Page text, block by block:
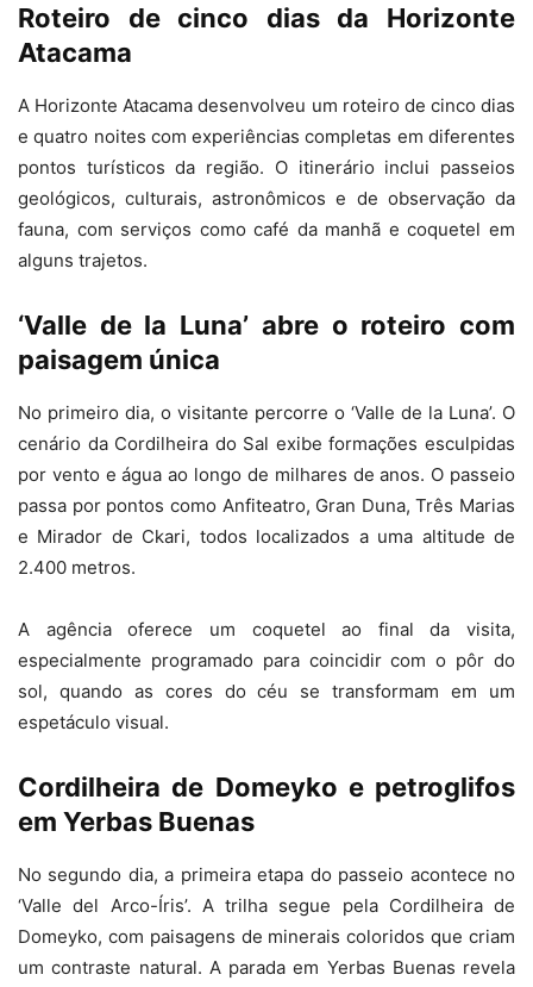
Roteiro de cinco dias da Horizonte
Atacama
A Horizonte Atacama desenvolveu um roteiro de cinco dias
e quatro noites com experiências completas em diferentes
pontos turísticos da região. O itinerário inclui passeios
geológicos, culturais, astronômicos e de observação da
fauna, com serviços como café da manhã e coquetel em
alguns trajetos.
‘Valle de la Luna’ abre o roteiro com
paisagem única
No primeiro dia, o visitante percorre o ‘Valle de la Luna’. O
cenário da Cordilheira do Sal exibe formações esculpidas
por vento e água ao longo de milhares de anos. O passeio
passa por pontos como Anfiteatro, Gran Duna, Três Marias
e Mirador de Ckari, todos localizados a uma altitude de
2.400 metros.
A agência oferece um coquetel ao final da visita,
especialmente programado para coincidir com o pôr do
sol, quando as cores do céu se transformam em um
espetáculo visual.
Cordilheira de Domeyko e petroglifos
em Yerbas Buenas
No segundo dia, a primeira etapa do passeio acontece no
‘Valle del Arco-Íris’. A trilha segue pela Cordilheira de
Domeyko, com paisagens de minerais coloridos que criam
um contraste natural. A parada em Yerbas Buenas revela